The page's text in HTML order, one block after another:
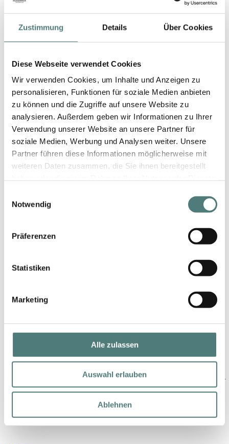
Zustimmung Details Über Cookies
Diese Webseite verwendet Cookies
Wir verwenden Cookies, um Inhalte und Anzeigen zu
personalisieren, Funktionen für soziale Medien anbieten
zu können und die Zugriffe auf unsere Website zu
analysieren. Außerdem geben wir Informationen zu Ihrer
Verwendung unserer Website an unsere Partner für
soziale Medien, Werbung und Analysen weiter. Unsere
Partner führen diese Informationen möglicherweise mit
weiteren Daten zusammen, die Sie ihnen bereitgestellt
Notwendig
Präferenzen
Statistiken
Marketing
Alle zulassen
Auswahl erlauben
Ablehnen
Schneller Versand
Geprüfter Shop
YBPN-Partner
Schön folgen
Shop